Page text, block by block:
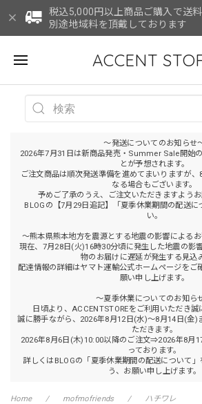
税込5,000円以上商品ご購入で送
別途地域料を頂戴しております
ACCENT
～発送についてのお知らせ
2026年7月31日は新商品発売・Summer Sale開始
とが予想されます。
ご注文商品は順次発送準備を進めてまいりますが
なる場合もございます。
予めご了承のうえ、ご注文いただきますようお
BLOGの【7月29日追記】「夏季休業期間の配送に
い。
～熊本県熊本地方を震源とする地震の影響による
現在、7月28日(火)16時30分頃に発生した地震の影
物のお届けに遅延が発生する見込
配達情報の詳細はヤマト運輸公式ホームページをご
願い申し上げます。
～夏季休業についてのお知ら
日頃より、ACCENTSTOREをご利用いただき誠
誠に勝手ながら、2026年8月12日(水)～8月14日(金)
ただきます。
2026年8月6日(木)10:00以降のご注文⇒2026年8月
っております。
詳しくはBLOGの「夏季休業期間の配送について
う、お願い申し上げます。
Home mofmofriends ハチワレ